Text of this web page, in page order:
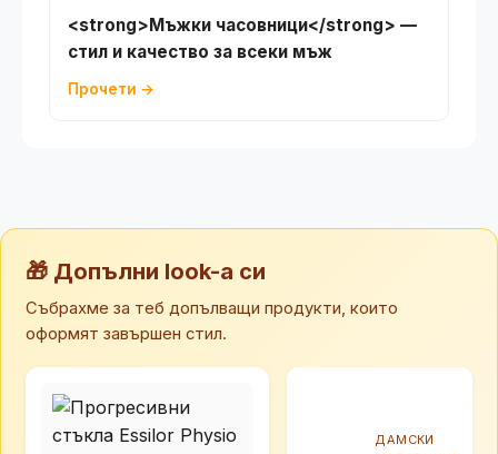
<strong>Мъжки часовници</strong> —
стил и качество за всеки мъж
Прочети →
🎁 Допълни look-а си
Събрахме за теб допълващи продукти, които
оформят завършен стил.
ДАМСКИ